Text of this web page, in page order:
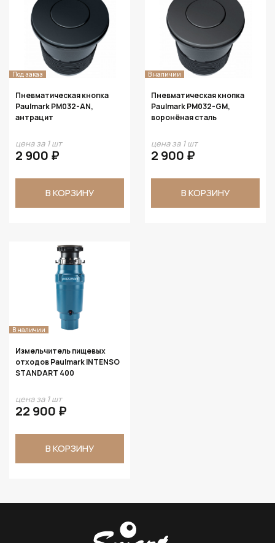
Под заказ
Пневматическая кнопка
Paulmark PM032-AN,
антрацит
цена за 1 шт
2 900 ₽
В КОРЗИНУ
В наличии
Пневматическая кнопка
Paulmark PM032-GM,
воронёная сталь
цена за 1 шт
2 900 ₽
В КОРЗИНУ
В наличии
Измельчитель пищевых
отходов Paulmark INTENSO
STANDART 400
цена за 1 шт
22 900 ₽
В КОРЗИНУ